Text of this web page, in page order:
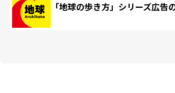
「地球の歩き方」シリーズ広告